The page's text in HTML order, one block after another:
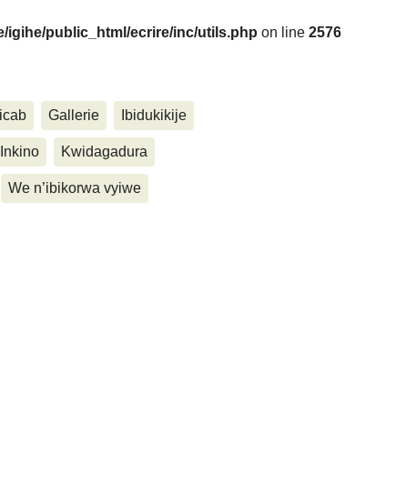
igihe/public_html/ecrire/inc/utils.php on line 2576
Gallerie Ibidukikije
Inkino Kwidagadura
We n’ibikorwa vyiwe